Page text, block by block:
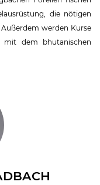
die nötigen
werden Kurse
mit dem bhutanischen